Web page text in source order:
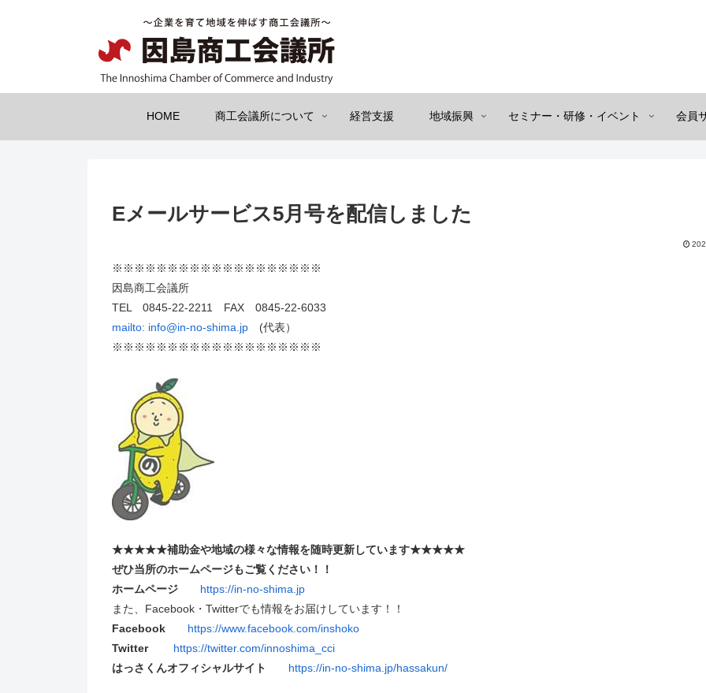
HOME 商工会議所について 経営支援 地域振興 セミナー・研修・イベント 会員
Eメールサービス5月号を配信しました
※※※※※※※※※※※※※※※※※※※
因島商工会議所
TEL 0845-22-2211 FAX 0845-22-6033
mailto: info@in-no-shima.jp (代表）
※※※※※※※※※※※※※※※※※※※
★★★★★補助金や地域の様々な情報を随時更新しています★★★★★
ぜひ当所のホームページもご覧ください！！
ホームページ
https://in-no-shima.jp
また、Facebook・Twitterでも情報をお届けしています！！
Facebook
https://www.facebook.com/inshoko
Twitter
https://twitter.com/innoshima_cci
はっさくんオフィシャルサイト
https://in-no-shima.jp/hassakun/